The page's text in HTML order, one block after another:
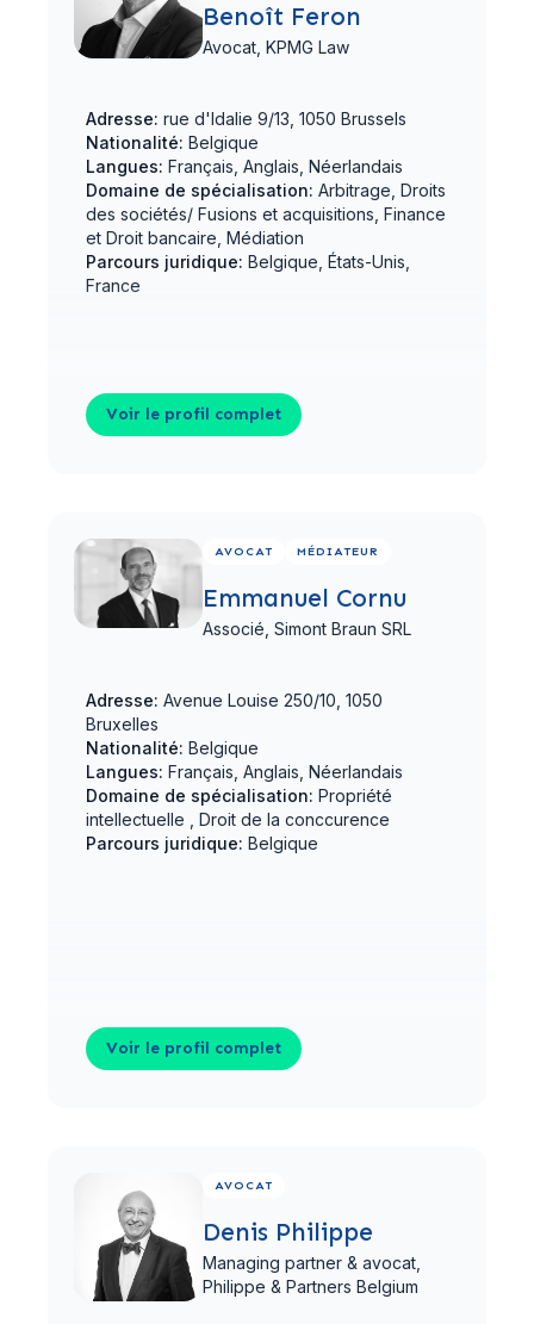
Benoît Feron
Avocat, KPMG Law
Adresse: rue d'Idalie 9/13, 1050 Brussels
Nationalité: Belgique
Langues: Français, Anglais, Néerlandais
Domaine de spécialisation: Arbitrage, Droits
des sociétés/ Fusions et acquisitions, Finance
et Droit bancaire, Médiation
Parcours juridique: Belgique, États-Unis,
France
Voir le profil complet
AVOCAT MÉDIATEUR
Emmanuel Cornu
Associé, Simont Braun SRL
Adresse: Avenue Louise 250/10, 1050
Bruxelles
Nationalité: Belgique
Langues: Français, Anglais, Néerlandais
Domaine de spécialisation: Propriété
intellectuelle , Droit de la conccurence
Parcours juridique: Belgique
Voir le profil complet
AVOCAT
Denis Philippe
Managing partner & avocat,
Philippe & Partners Belgium